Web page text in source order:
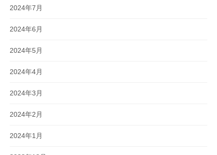
2024年7月
2024年6月
2024年5月
2024年4月
2024年3月
2024年2月
2024年1月